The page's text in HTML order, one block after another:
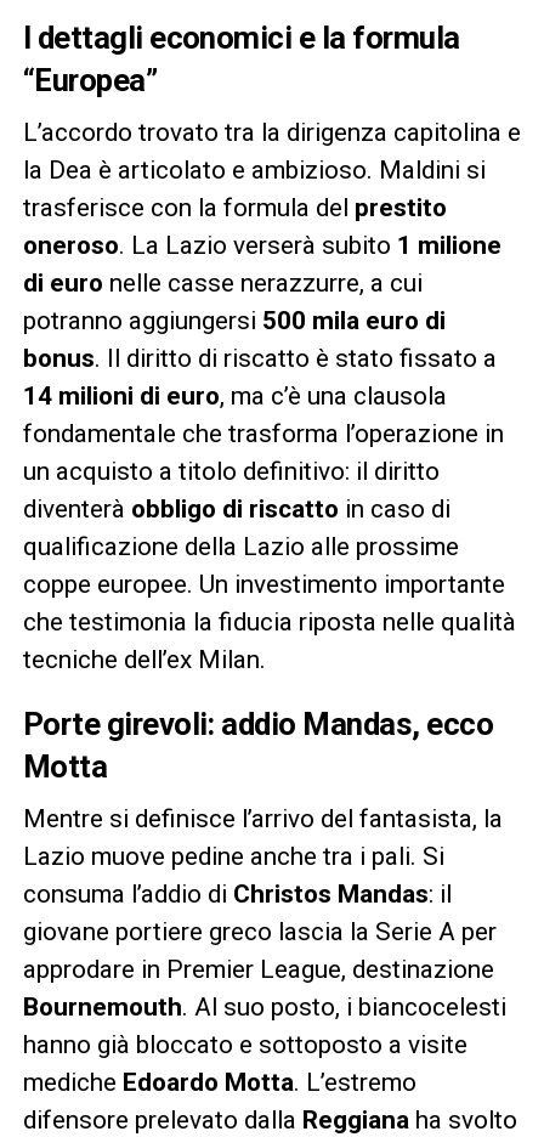
I dettagli economici e la formula
“Europea”
L’accordo trovato tra la dirigenza capitolina e
la Dea è articolato e ambizioso. Maldini si
trasferisce con la formula del prestito
oneroso. La Lazio verserà subito 1 milione
di euro nelle casse nerazzurre, a cui
potranno aggiungersi 500 mila euro di
bonus. Il diritto di riscatto è stato fissato a
14 milioni di euro, ma c’è una clausola
fondamentale che trasforma l’operazione in
un acquisto a titolo definitivo: il diritto
diventerà obbligo di riscatto in caso di
qualificazione della Lazio alle prossime
coppe europee. Un investimento importante
che testimonia la fiducia riposta nelle qualità
tecniche dell’ex Milan.
Porte girevoli: addio Mandas, ecco
Motta
Mentre si definisce l’arrivo del fantasista, la
Lazio muove pedine anche tra i pali. Si
consuma l’addio di Christos Mandas: il
giovane portiere greco lascia la Serie A per
approdare in Premier League, destinazione
Bournemouth. Al suo posto, i biancocelesti
hanno già bloccato e sottoposto a visite
mediche Edoardo Motta. L’estremo
difensore prelevato dalla Reggianaha svolto